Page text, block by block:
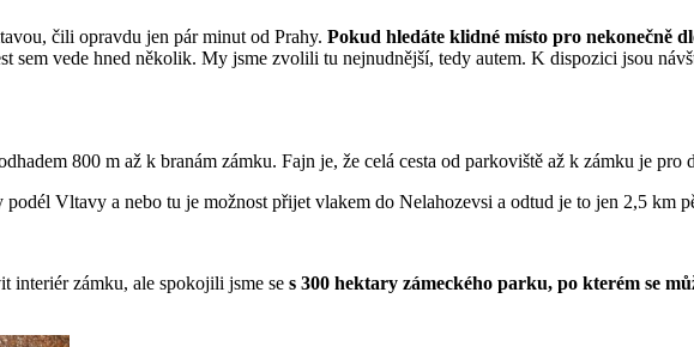
čili opravdu jen pár minut od Prahy. Pokud hledáte klidné místo pro nekonečně
sem vede hned několik. My jsme zvolili tu nejnudnější, tedy autem. K dispozici jsou
800 m až k branám zámku. Fajn je, že celá cesta od parkoviště až k zámku je pro
Vltavy a nebo tu je možnost přijet vlakem do Nelahozevsi a odtud je to jen 2,5 km
interiér zámku, ale spokojili jsme se s 300 hektary zámeckého parku, po kterém se